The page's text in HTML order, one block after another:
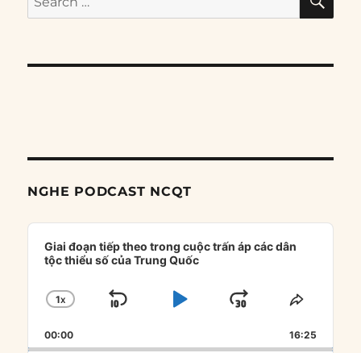
for:
NGHE PODCAST NCQT
Audio
Player
Giai đoạn tiếp theo trong cuộc trấn áp các dân
tộc thiểu số của Trung Quốc
CHANGE
RATE
1X
SKIP
PLAYJUMP
FORWARD
SHARE
00:00 16:25